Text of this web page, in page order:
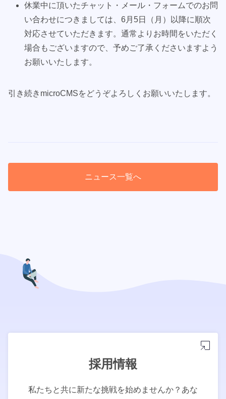
休業中に頂いたチャット・メール・フォームでのお問
い合わせにつきましては、6月5日（月）以降に順次
対応させていただきます。通常よりお時間をいただく
場合もございますので、予めご了承くださいますよう
お願いいたします。
引き続きmicroCMSをどうぞよろしくお願いいたします。
ニュース一覧へ
採用情報
私たちと共に新たな挑戦を始めませんか？あな